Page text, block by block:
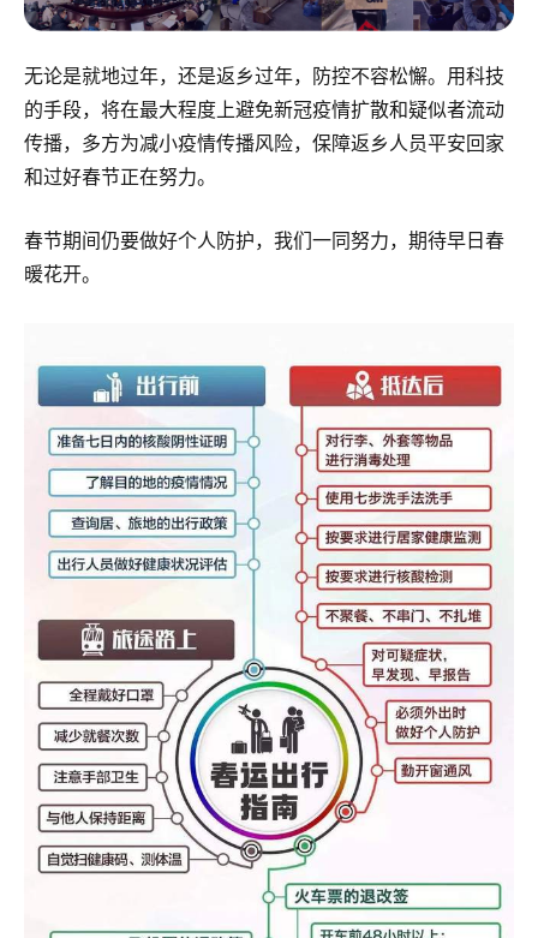
无论是就地过年，还是返乡过年，防控不容松懈。用科技
的手段，将在最大程度上避免新冠疫情扩散和疑似者流动
传播，多方为减小疫情传播风险，保障返乡人员平安回家
和过好春节正在努力。
春节期间仍要做好个人防护，我们一同努力，期待早日春
暖花开。